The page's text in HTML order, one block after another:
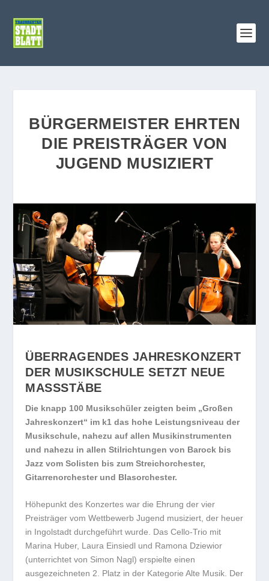
BÜRGERMEISTER EHRTEN
DIE PREISTRÄGER VON
JUGEND MUSIZIERT
ÜBERRAGENDES JAHRESKONZERT
DER MUSIKSCHULE SETZT NEUE
MASSSTÄBE
Die knapp 100 Musikschüler zeigten beim „Großen
Jahreskonzert“ im k1 das hohe Leistungsniveau der
Musikschule, nahezu auf allen Musikinstrumenten
und nahezu in allen Stilrichtungen von Barock bis
Jazz vom Solisten bis zum Streichorchester,
Gitarrenorchester und Blasorchester.
Höhepunkt des Konzertes war die Ehrung der vier
Preisträger vom Wettbewerb Jugend musiziert, der heuer
in Ingolstadt durchgeführt wurde. Das Cello-Trio mit
Marina Huber, Laura Einsiedl und Ramona Dziewior
(unterrichtet von Simon Nagl) erspielte einen
ausgezeichneten 2. Platz in der Kategorie Alte Musik. Der